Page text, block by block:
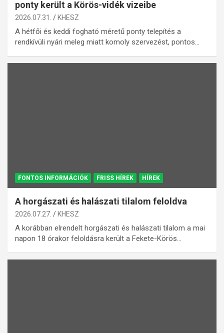
ponty került a Körös-vidék vizeibe
2026.07.31. KHESZ
A hétfői és keddi fogható méretű ponty telepítés a
rendkívüli nyári meleg miatt komoly szervezést, pontos…
FONTOS INFORMÁCIÓK FRISS HÍREK HÍREK
A horgászati és halászati tilalom feloldva
2026.07.27. KHESZ
A korábban elrendelt horgászati és halászati tilalom a mai
napon 18 órakor feloldásra került a Fekete-Körös…